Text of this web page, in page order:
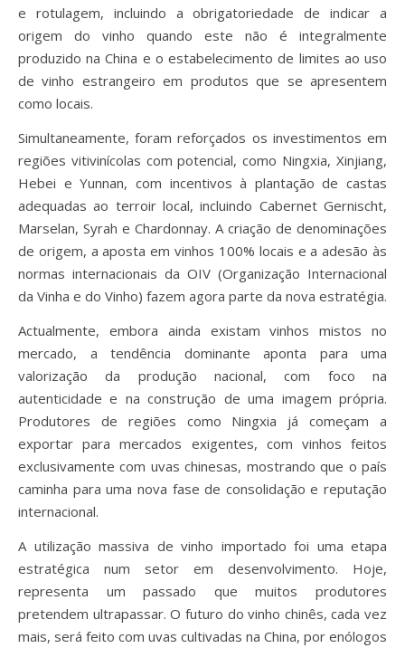
e rotulagem, incluindo a obrigatoriedade de indicar a
origem do vinho quando este não é integralmente
produzido na China e o estabelecimento de limites ao uso
de vinho estrangeiro em produtos que se apresentem
como locais.
Simultaneamente, foram reforçados os investimentos em
regiões vitivinícolas com potencial, como Ningxia, Xinjiang,
Hebei e Yunnan, com incentivos à plantação de castas
adequadas ao terroir local, incluindo Cabernet Gernischt,
Marselan, Syrah e Chardonnay. A criação de denominações
de origem, a aposta em vinhos 100% locais e a adesão às
normas internacionais da OIV (Organização Internacional
da Vinha e do Vinho) fazem agora parte da nova estratégia.
Actualmente, embora ainda existam vinhos mistos no
mercado, a tendência dominante aponta para uma
valorização da produção nacional, com foco na
autenticidade e na construção de uma imagem própria.
Produtores de regiões como Ningxia já começam a
exportar para mercados exigentes, com vinhos feitos
exclusivamente com uvas chinesas, mostrando que o país
caminha para uma nova fase de consolidação e reputação
internacional.
A utilização massiva de vinho importado foi uma etapa
estratégica num setor em desenvolvimento. Hoje,
representa um passado que muitos produtores
pretendem ultrapassar. O futuro do vinho chinês, cada vez
mais, será feito com uvas cultivadas na China, por enólogos